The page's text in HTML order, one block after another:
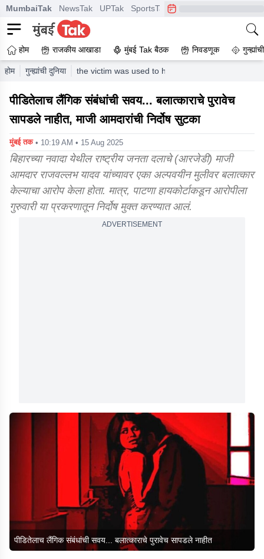
MumbaiTak NewsTak UPTak SportsTak CrimeTak
होम राजकीय आखाडा मुंबई Tak बैठक निवडणूक
होम गुन्ह्यांची दुनिया the victim was used to having sex rape evidence
पीडितेलाच लैंगिक संबंधांची सवय... बलात्काराचे पुरावेच
सापडले नाहीत, माजी आमदारांची निर्दोष सुटका
मुंबई तक • 10:19 AM • 15 Aug 2025
बिहारच्या नवादा येथील राष्ट्रीय जनता दलाचे (आरजेडी) माजी
आमदार राजवल्लभ यादव यांच्यावर एका अल्पवयीन मुलीवर बलात्कार
केल्याचा आरोप केला होता. मात्र, पाटणा हायकोर्टाकडून आरोपीला
गुरुवारी या प्रकरणातून निर्दोष मुक्त करण्यात आलं.
ADVERTISEMENT
पीडितेलाच लैंगिक संबंधांची सवय... बलात्काराचे पुरावेच सापडले नाहीत